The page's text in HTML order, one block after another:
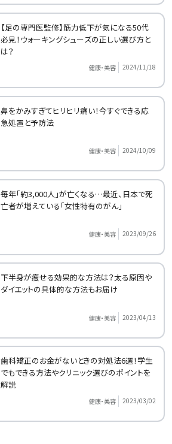
【足の専門医監修】筋力低下が気になる50代
必見！ウォーキングシューズの正しい選び方と
は？
健康・美容 2024/11/18
鼻をかみすぎてヒリヒリ痛い！今すぐできる応
急処置と予防法
健康・美容 2024/10/09
毎年「約3,000人」が亡くなる…最近、日本で死
亡者が増えている「女性特有のがん」
健康・美容 2023/09/26
下半身が痩せる効果的な方法は？太る原因や
ダイエットの具体的な方法もお届け
健康・美容 2023/04/13
歯科矯正のお金がないときの対処法6選！学生
でもできる方法やクリニック選びのポイントを
解説
健康・美容 2023/03/02